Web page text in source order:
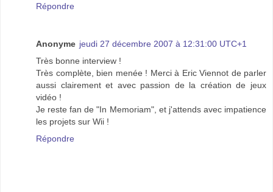
Répondre
Anonyme jeudi 27 décembre 2007 à 12:31:00 UTC+1
Très bonne interview !
Très complète, bien menée ! Merci à Eric Viennot de parler
aussi clairement et avec passion de la création de jeux
vidéo !
Je reste fan de "In Memoriam", et j'attends avec impatience
les projets sur Wii !
Répondre